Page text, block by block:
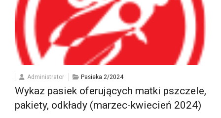
Administrator Pasieka 2/2024
Wykaz pasiek oferujących matki pszczele,
pakiety, odkłady (marzec-kwiecień 2024)